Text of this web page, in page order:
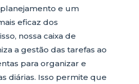
e um
eficaz dos
nossa caixa de
a gestão das tarefas ao
para organizar e
diárias. Isso permite que